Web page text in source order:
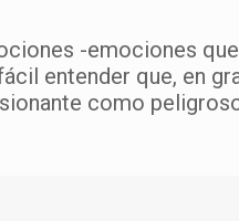
-emociones
entender que, en
como